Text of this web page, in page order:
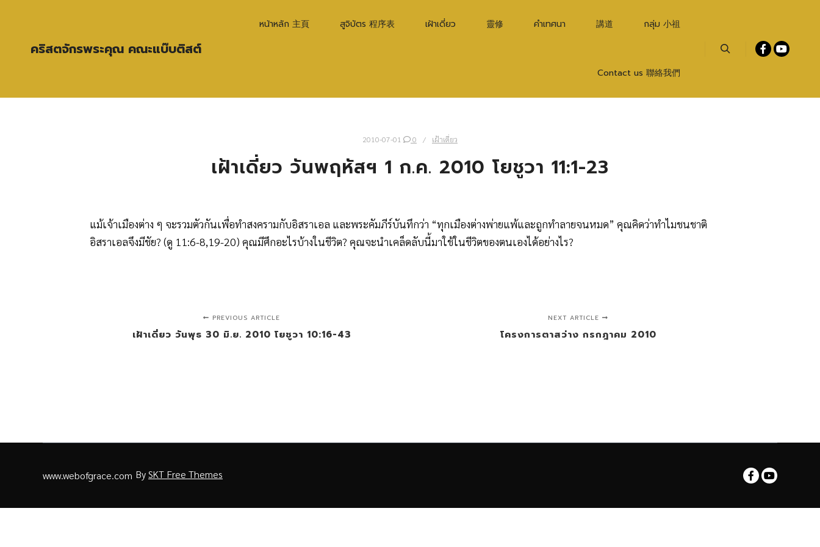
คริสตจักรพระคุณ คณะแบ๊บติสต์
หน้าหลัก 主頁 สูจิบัตร 程序表 เฝ้าเดี่ยว 靈修 คำเทศนา 講道 กลุ่ม 小祖
Contact us 聯絡我們
2010-07-01 0 เฝ้าเดี่ยว
เฝ้าเดี่ยว วันพฤหัสฯ 1 ก.ค. 2010 โยชูวา 11:1-23
แม้เจ้าเมืองต่าง ๆ จะรวมตัวกันเพื่อทำสงครามกับอิสราเอล และพระคัมภีร์บันทึกว่า “ทุกเมืองต่างพ่ายแพ้และถูกทำลายจนหมด” คุณคิดว่าทำไมชนชาติ
อิสราเอลจึงมีชัย? (ดู 11:6-8,19-20) คุณมีศึกอะไรบ้างในชีวิต? คุณจะนำเคล็ดลับนี้มาใช้ในชีวิตของตนเองได้อย่างไร?
PREVIOUS ARTICLE
เฝ้าเดี่ยว วันพุธ 30 มิ.ย. 2010 โยชูวา 10:16-43
NEXT ARTICLE
โครงการตาสว่าง กรกฎาคม 2010
www.webofgrace.com BySKT Free Themes